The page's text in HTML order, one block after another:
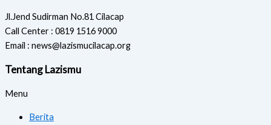
Jl.Jend Sudirman No.81 Cilacap
Call Center : 0819 1516 9000
Email : news@lazismucilacap.org
Tentang Lazismu
Menu
Berita